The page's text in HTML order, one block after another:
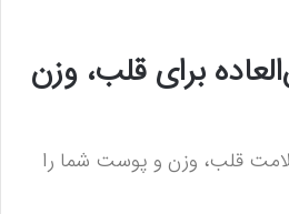
برای قلب، وزن
قلب، وزن و پوست شما را